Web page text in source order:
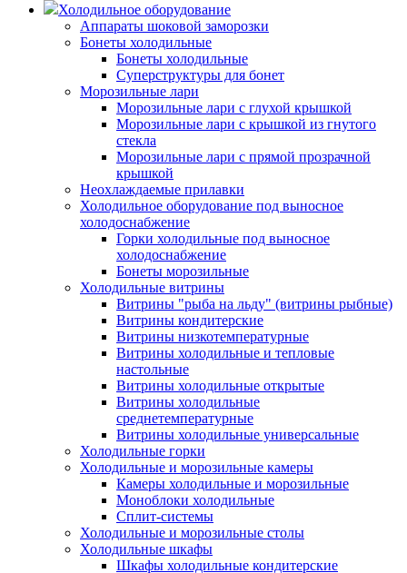
Холодильное оборудование
Аппараты шоковой заморозки
Бонеты холодильные
Бонеты холодильные
Суперструктуры для бонет
Морозильные лари
Морозильные лари с глухой крышкой
Морозильные лари с крышкой из гнутого
стекла
Морозильные лари с прямой прозрачной
крышкой
Неохлаждаемые прилавки
Холодильное оборудование под выносное
холодоснабжение
Горки холодильные под выносное
холодоснабжение
Бонеты морозильные
Холодильные витрины
Витрины "рыба на льду" (витрины рыбные)
Витрины кондитерские
Витрины низкотемпературные
Витрины холодильные и тепловые
настольные
Витрины холодильные открытые
Витрины холодильные
среднетемпературные
Витрины холодильные универсальные
Холодильные горки
Холодильные и морозильные камеры
Камеры холодильные и морозильные
Моноблоки холодильные
Сплит-системы
Холодильные и морозильные столы
Холодильные шкафы
Шкафы холодильные кондитерские